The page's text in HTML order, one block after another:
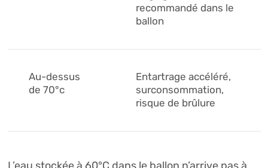
recommandé dans le
ballon
Au-dessus
de 70°c
Entartrage accéléré,
surconsommation,
risque de brûlure